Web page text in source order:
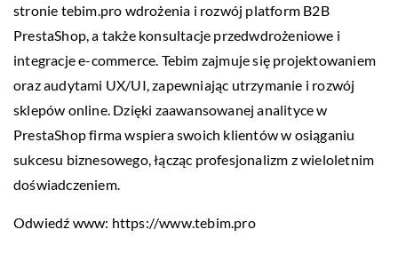
stronie tebim.pro wdrożenia i rozwój platform B2B
PrestaShop, a także konsultacje przedwdrożeniowe i
integracje e-commerce. Tebim zajmuje się projektowaniem
oraz audytami UX/UI, zapewniając utrzymanie i rozwój
sklepów online. Dzięki zaawansowanej analityce w
PrestaShop firma wspiera swoich klientów w osiąganiu
sukcesu biznesowego, łącząc profesjonalizm z wieloletnim
doświadczeniem.
Odwiedź www: https://www.tebim.pro